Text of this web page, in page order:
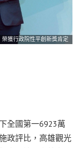
獲行政院性平創新獎肯定
全國第一6923萬
政評比，高雄觀光